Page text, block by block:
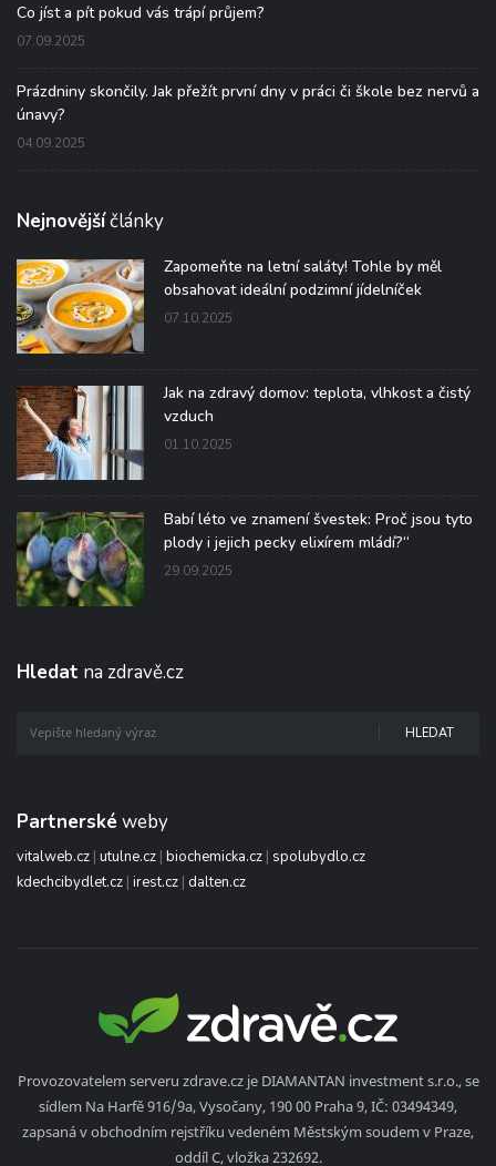
Co jíst a pít pokud vás trápí průjem?
07.09.2025
Prázdniny skončily. Jak přežít první dny v práci či škole bez nervů a
únavy?
04.09.2025
Nejnovějšíčlánky
Zapomeňte na letní saláty! Tohle by měl
obsahovat ideální podzimní jídelníček
07.10.2025
Jak na zdravý domov: teplota, vlhkost a čistý
vzduch
01.10.2025
Babí léto ve znamení švestek: Proč jsou tyto
plody i jejich pecky elixírem mládí?“
29.09.2025
Hledat na zdravě.cz
HLEDAT
Partnerské weby
vitalweb.cz | utulne.cz | biochemicka.cz | spolubydlo.cz
kdechcibydlet.cz | irest.cz | dalten.cz
Provozovatelem serveru zdrave.cz je DIAMANTAN investment s.r.o., se
sídlem Na Harfě 916/9a, Vysočany, 190 00 Praha 9, IČ: 03494349,
zapsaná v obchodním rejstříku vedeném Městským soudem v Praze,
oddíl C, vložka 232692.